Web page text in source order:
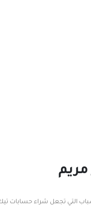
التي تجعل شراء حسابات